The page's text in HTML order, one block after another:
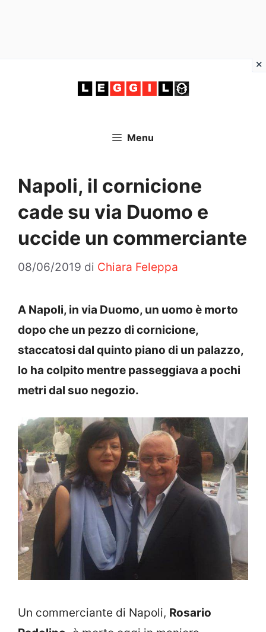
Menu
Napoli, il cornicione
cade su via Duomo e
uccide un commerciante
08/06/2019 di Chiara Feleppa
A Napoli, in via Duomo, un uomo è morto
dopo che un pezzo di cornicione,
staccatosi dal quinto piano di un palazzo,
lo ha colpito mentre passeggiava a pochi
metri dal suo negozio.
Un commerciante di Napoli, Rosario